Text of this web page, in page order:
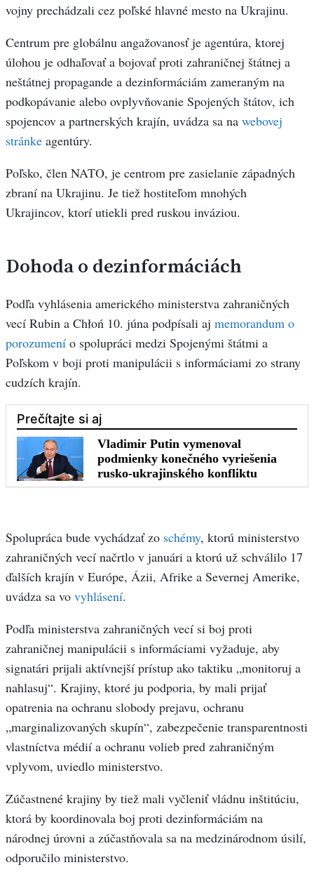
vojny prechádzali cez poľské hlavné mesto na Ukrajinu.
Centrum pre globálnu angažovanosť je agentúra, ktorej
úlohou je odhaľovať a bojovať proti zahraničnej štátnej a
neštátnej propagande a dezinformáciám zameraným na
podkopávanie alebo ovplyvňovanie Spojených štátov, ich
spojencov a partnerských krajín, uvádza sa na webovej
stránke agentúry.
Poľsko, člen NATO, je centrom pre zasielanie západných
zbraní na Ukrajinu. Je tiež hostiteľom mnohých
Ukrajincov, ktorí utiekli pred ruskou inváziou.
Dohoda o dezinformáciách
Podľa vyhlásenia amerického ministerstva zahraničných
vecí Rubin a Chłoń 10. júna podpísali aj memorandum o
porozumení o spolupráci medzi Spojenými štátmi a
Poľskom v boji proti manipulácii s informáciami zo strany
cudzích krajín.
Spolupráca bude vychádzať zo schémy, ktorú ministerstvo
zahraničných vecí načrtlo v januári a ktorú už schválilo 17
ďalších krajín v Európe, Ázii, Afrike a Severnej Amerike,
uvádza sa vo vyhlásení.
Podľa ministerstva zahraničných vecí si boj proti
zahraničnej manipulácii s informáciami vyžaduje, aby
signatári prijali aktívnejší prístup ako taktiku „monitoruj a
nahlasuj“. Krajiny, ktoré ju podporia, by mali prijať
opatrenia na ochranu slobody prejavu, ochranu
„marginalizovaných skupín“, zabezpečenie transparentnosti
vlastníctva médií a ochranu volieb pred zahraničným
vplyvom, uviedlo ministerstvo.
Zúčastnené krajiny by tiež mali vyčleniť vládnu inštitúciu,
ktorá by koordinovala boj proti dezinformáciám na
národnej úrovni a zúčastňovala sa na medzinárodnom úsilí,
odporučilo ministerstvo.